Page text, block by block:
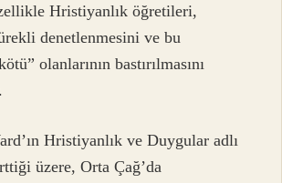
Hristiyanlık öğretileri,
denetlenmesini ve bu
olanlarının bastırılmasını
Hristiyanlık ve Duygular adlı
üzere, Orta Çağ’da